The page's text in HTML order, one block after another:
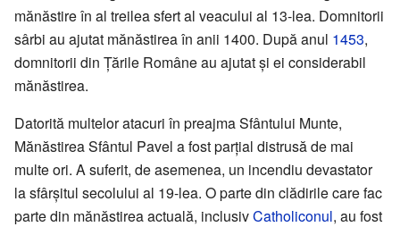
mănăstire în al treilea sfert al veacului al 13-lea. Domnitorii
sârbi au ajutat mănăstirea în anii 1400. După anul 1453,
domnitorii din Țările Române au ajutat şi ei considerabil
mănăstirea.
Datorită multelor atacuri în preajma Sfântului Munte,
Mănăstirea Sfântul Pavel a fost parțial distrusă de mai
multe ori. A suferit, de asemenea, un incendiu devastator
la sfârșitul secolului al 19-lea. O parte din clădirile care fac
parte din mănăstirea actuală, inclusivCatholiconul, au fost